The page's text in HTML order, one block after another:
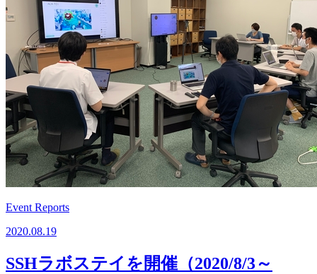
Event Reports
2020.08.19
SSHラボステイを開催（2020/8/3～